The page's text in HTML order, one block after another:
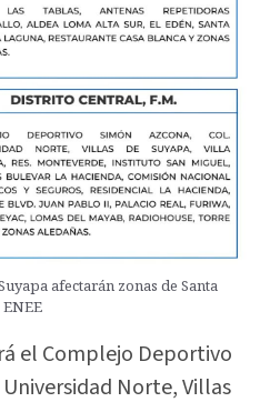
afectarán zonas de Santa
el Complejo Deportivo
Norte, Villas